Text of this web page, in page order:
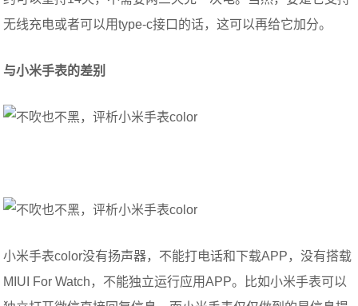
无线充电或者可以用type-c接口的话，这可以再给它加分。
与小米手表的差别
小米手表color没有扬声器，不能打电话和下载APP，没有搭载
MIUI For Watch，不能独立运行应用APP。比如小米手表可以